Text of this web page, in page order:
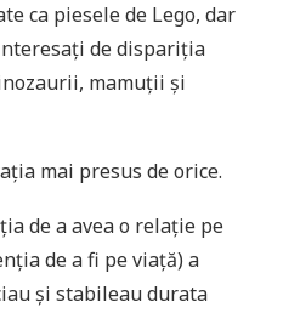
ca piesele de Lego, dar
de dispariția
mamuții și
mai presus de orice.
de a avea o relație pe
de a fi pe viață) a
și stabileau durata